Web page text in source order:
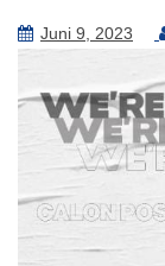
Juni 9, 2023